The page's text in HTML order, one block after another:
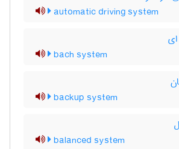
automatic driving system
bach system
backup system
balanced system